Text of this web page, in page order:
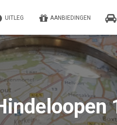
UITLEG AANBIEDINGEN